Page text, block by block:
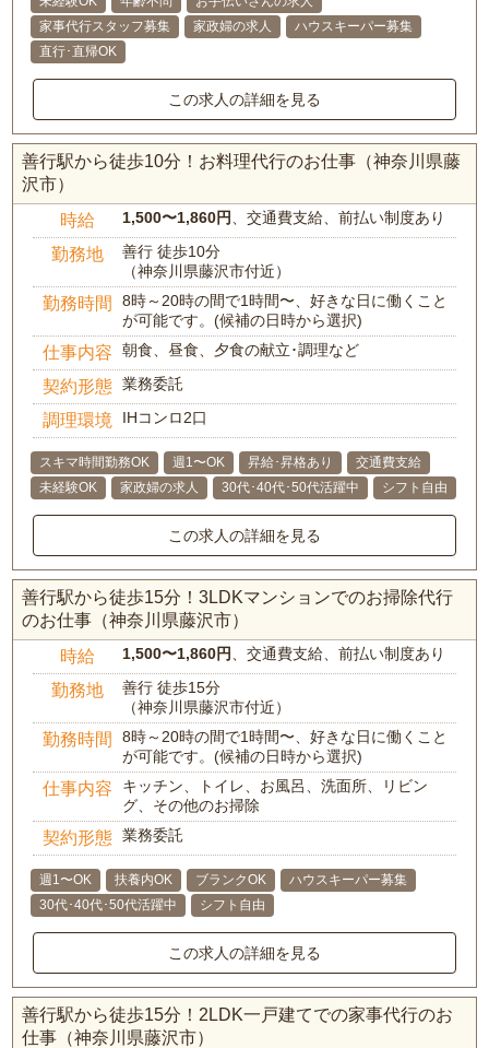
家事代行スタッフ募集
家政婦の求人
ハウスキーパー募集
直行･直帰OK
この求人の詳細を見る
善行駅から徒歩10分！お料理代行のお仕事（神奈川県藤
沢市）
時給 1,500〜1,860円 、交通費支給、前払い制度あり
勤務地
善行 徒歩10分
（神奈川県藤沢市付近）
勤務時間
8時～20時の間で1時間〜、好きな日に働くこと
が可能です。(候補の日時から選択)
仕事内容 朝食、昼食、夕食の献立･調理など
契約形態 業務委託
調理環境 IHコンロ2口
スキマ時間勤務OK 週1〜OK 昇給･昇格あり
交通費支給
未経験OK
家政婦の求人 30代･40代･50代活躍中 シフト自由
この求人の詳細を見る
善行駅から徒歩15分！3LDKマンションでのお掃除代行
のお仕事（神奈川県藤沢市）
時給 1,500〜1,860円 、交通費支給、前払い制度あり
勤務地
善行 徒歩15分
（神奈川県藤沢市付近）
勤務時間
8時～20時の間で1時間〜、好きな日に働くこと
が可能です。(候補の日時から選択)
仕事内容
キッチン、トイレ、お風呂、洗面所、リビン
グ、その他のお掃除
契約形態 業務委託
週1〜OK 扶養内OK ブランクOK
ハウスキーパー募集
30代･40代･50代活躍中
シフト自由
この求人の詳細を見る
善行駅から徒歩15分！2LDK一戸建てでの家事代行のお
仕事（神奈川県藤沢市）